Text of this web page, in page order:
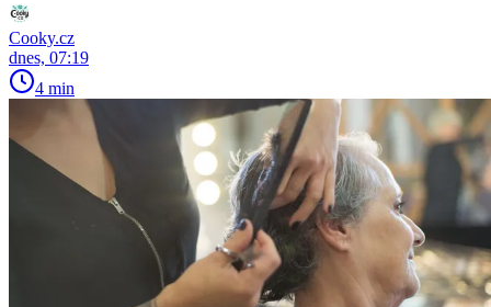
Cooky.cz
dnes, 07:19
4 min